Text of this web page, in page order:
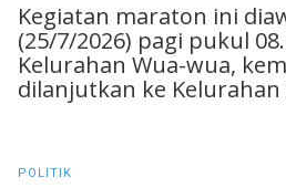
Kegiatan maraton ini
(25/7/2026) pagi pukul
Kelurahan Wua-wua,
dilanjutkan ke Kelurahan
POLITIK